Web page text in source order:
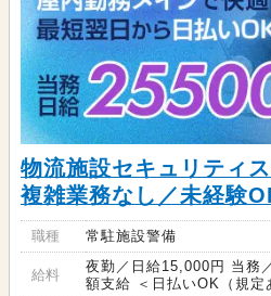
物流施設セキュリティ
複雑業務なし／未経験
職種 常駐施設警備
給料
夜勤／日給15,000円 当務
額支給 ＜日払いOK（規定